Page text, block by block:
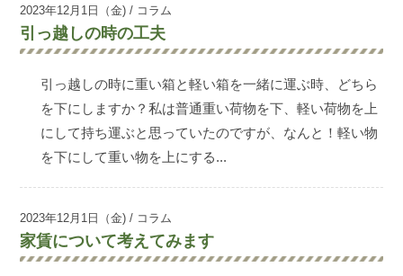
2023年12月1日（金) / コラム
引っ越しの時の工夫
引っ越しの時に重い箱と軽い箱を一緒に運ぶ時、どちら
を下にしますか？私は普通重い荷物を下、軽い荷物を上
にして持ち運ぶと思っていたのですが、なんと！軽い物
を下にして重い物を上にする...
2023年12月1日（金) / コラム
家賃について考えてみます